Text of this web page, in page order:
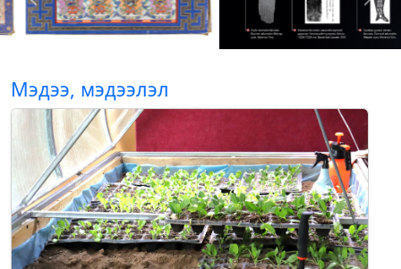
Мэдээ, мэдээлэл